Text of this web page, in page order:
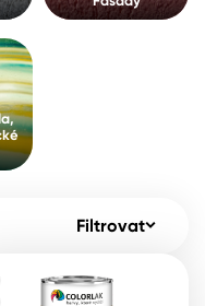
555
Polsko
technické
Filtrovat